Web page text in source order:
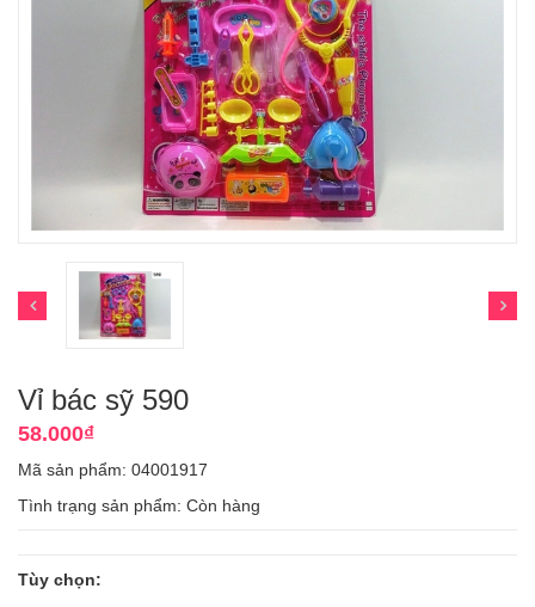
Vỉ bác sỹ 590
58.000₫
Mã sản phẩm: 04001917
Tình trạng sản phẩm: Còn hàng
Tùy chọn: